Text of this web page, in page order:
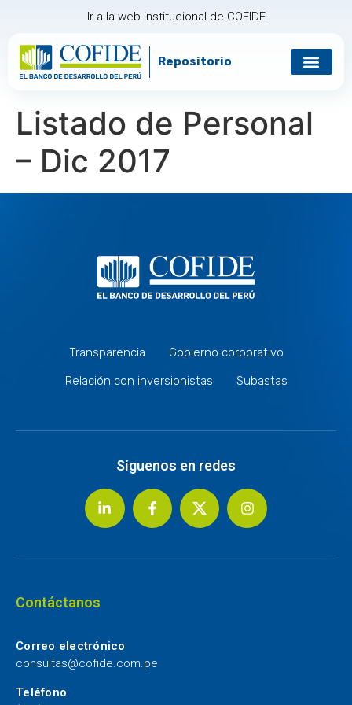
Ir a la web institucional de COFIDE
Repositorio
Listado de Personal
– Dic 2017
Transparencia
Gobierno corporativo
Relación con inversionistas
Subastas
Síguenos en redes
Contáctanos
Correo electrónico
consultas@cofide.com.pe
Teléfono